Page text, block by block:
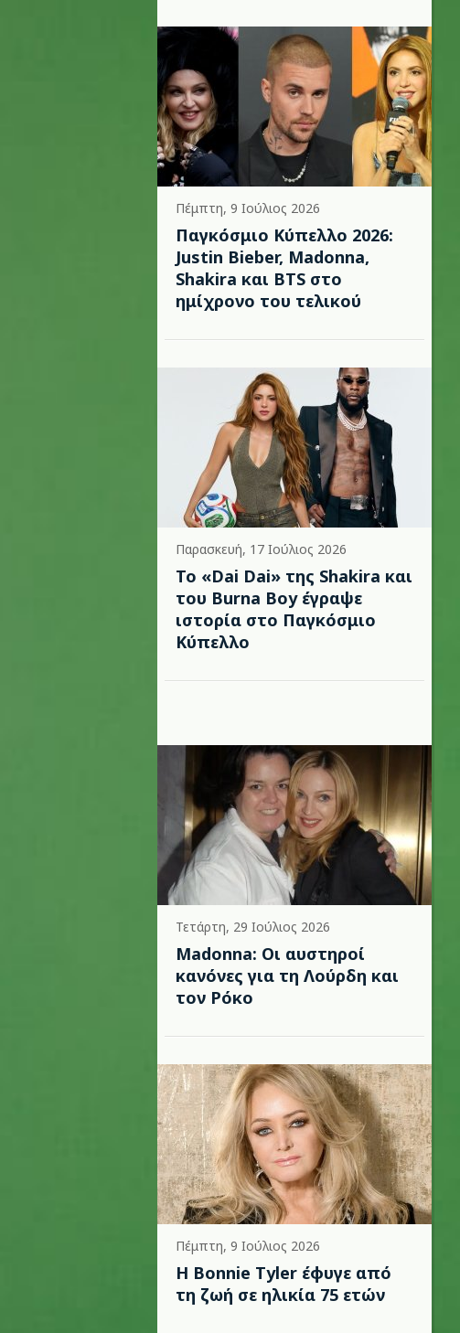
Πέμπτη, 9 Ιούλιος 2026
Παγκόσμιο Κύπελλο 2026:
Justin Bieber, Madonna,
Shakira και BTS στο
ημίχρονο του τελικού
Παρασκευή, 17 Ιούλιος 2026
To «Dai Dai» της Shakira και
του Burna Boy έγραψε
ιστορία στο Παγκόσμιο
Κύπελλο
Τετάρτη, 29 Ιούλιος 2026
Madonna: Οι αυστηροί
κανόνες για τη Λούρδη και
τον Ρόκο
Πέμπτη, 9 Ιούλιος 2026
Η Bonnie Tyler έφυγε από
τη ζωή σε ηλικία 75 ετών